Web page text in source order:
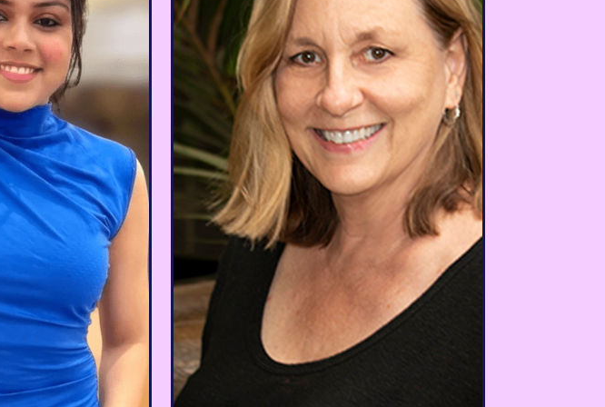
Tack vare
och de
smidiga
har vi
icke-
snabbare än
har varit en
för vår
verksamhet!
Aditi Tanwar
Seahawk Media
Vi hade tidigare stött på
kompatibilitetsproblem med
andra WordPress-
översättningslösningar, men
med Weglot fungerade allt
smidigt.
Kim Martin
Senior kommunikationsansvarig, TCI